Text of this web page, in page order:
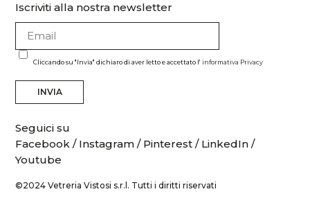
Iscriviti alla nostra newsletter
Cliccando su "Invia" dichiaro di aver letto e accettato l'informativa Privacy
INVIA
©2024 Vetreria Vistosi s.r.l. Tutti i diritti riservati
Seguici su
Facebook/ Instagram / Pinterest / LinkedIn /
Youtube